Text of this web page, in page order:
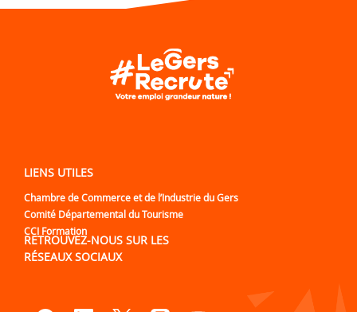
LIENS UTILES
Chambre de Commerce et de l’Industrie du Gers
Comité Départemental du Tourisme
CCI Formation
RETROUVEZ-NOUS SUR LES
RÉSEAUX SOCIAUX
Lien vers notre page Facebook
Lien vers notre page
Lien vers notre page
Lien vers notre
Lien vers